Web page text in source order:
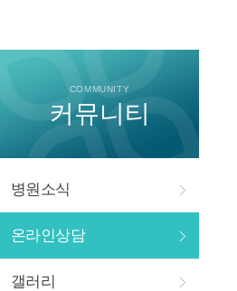
COMMUNITY
커뮤니티
병원소식
온라인상담
갤러리